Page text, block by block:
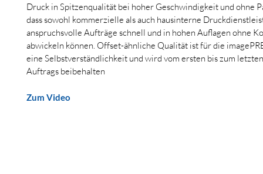
Druck in Spitzenqualität bei hoher Geschwindigkeit und ohne
dass sowohl kommerzielle als auch hausinterne
anspruchsvolle Aufträge schnell und in hohen Auflagen ohne
abwickeln können. Offset-ähnliche Qualität ist für die
eine Selbstverständlichkeit und wird vom ersten bis zum
Auftrags beibehalten
Zum Video